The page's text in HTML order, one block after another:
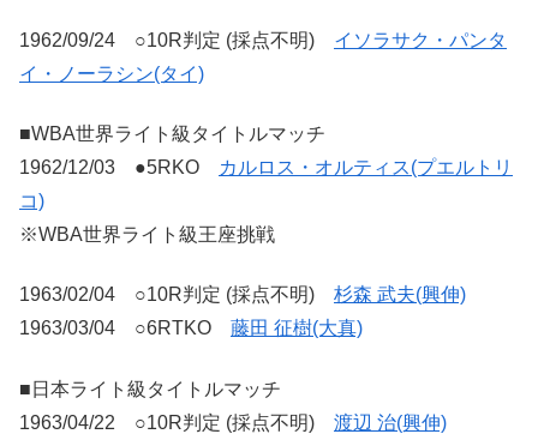
1962/09/24 ○10R判定 (採点不明) イソラサク・パンタ
イ・ノーラシン(タイ)
■WBA世界ライト級タイトルマッチ
1962/12/03 ●5RKO
カルロス・オルティス(プエルトリ
コ)
※WBA世界ライト級王座挑戦
1963/02/04 ○10R判定 (採点不明) 杉森 武夫(興伸)
1963/03/04 ○6RTKO 藤田 征樹(大真)
■日本ライト級タイトルマッチ
1963/04/22 ○10R判定 (採点不明) 渡辺 治(興伸)